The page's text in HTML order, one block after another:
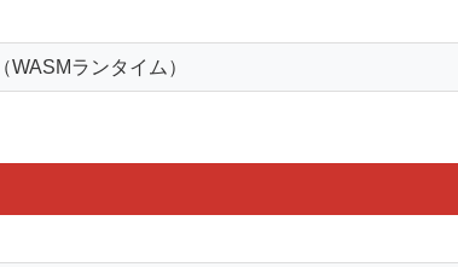
WASMランタイム）